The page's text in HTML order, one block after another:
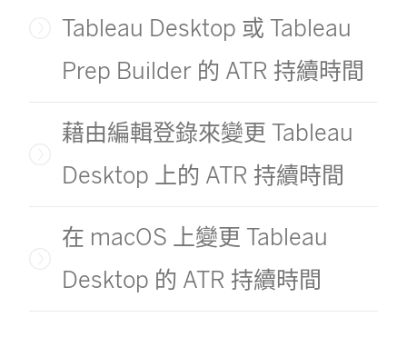
Tableau Desktop 或 Tableau
Prep Builder 的 ATR 持續時間
藉由編輯登錄來變更 Tableau
Desktop 上的 ATR 持續時間
在 macOS 上變更 Tableau
Desktop 的 ATR 持續時間